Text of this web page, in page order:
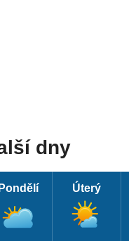
dny
Pondělí Úterý